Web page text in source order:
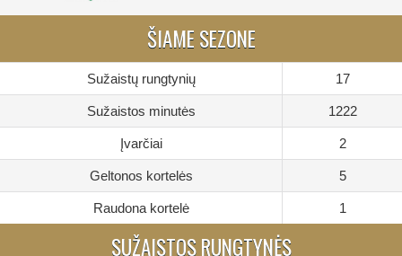
ŠIAME SEZONE
Sužaistų rungtynių 17
Sužaistos minutės 1222
Įvarčiai 2
Geltonos kortelės 5
Raudona kortelė 1
SUŽAISTOS RUNGTYNĖS